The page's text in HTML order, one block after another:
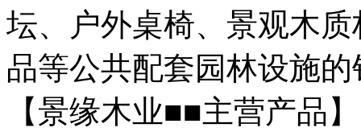
坛、户外桌椅、景观木
品等公共配套园林设施
【景缘木业■■主营产品